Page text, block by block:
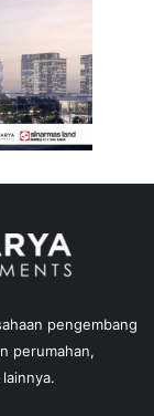
pengembang
perumahan,